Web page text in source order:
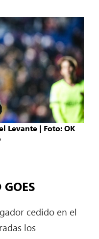
Levante | Foto: OK
GOES
cedido en el
los